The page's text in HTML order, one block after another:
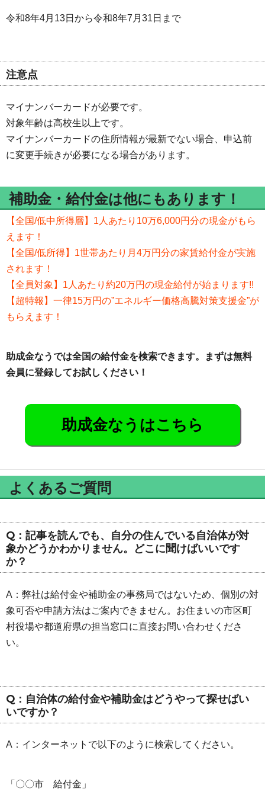
令和8年4月13日から令和8年7月31日まで
注意点
マイナンバーカードが必要です。
対象年齢は高校生以上です。
マイナンバーカードの住所情報が最新でない場合、申込前
に変更手続きが必要になる場合があります。
補助金・給付金は他にもあります！
【全国/低中所得層】1人あたり10万6,000円分の現金がもら
えます！
【全国/低所得】1世帯あたり月4万円分の家賃給付金が実施
されます！
【全員対象】1人あたり約20万円の現金給付が始まります!!
【超特報】一律15万円の”エネルギー価格高騰対策支援金”が
もらえます！
助成金なうでは全国の給付金を検索できます。まずは無料
会員に登録してお試しください！
助成金なうはこちら
よくあるご質問
Q：記事を読んでも、自分の住んでいる自治体が対
象かどうかわかりません。どこに聞けばいいです
か？
A：弊社は給付金や補助金の事務局ではないため、個別の対
象可否や申請方法はご案内できません。お住まいの市区町
村役場や都道府県の担当窓口に直接お問い合わせくださ
い。
Q：自治体の給付金や補助金はどうやって探せばい
いですか？
A：インターネットで以下のように検索してください。
「〇〇市 給付金」